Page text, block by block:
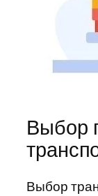
Выбор
Выбор